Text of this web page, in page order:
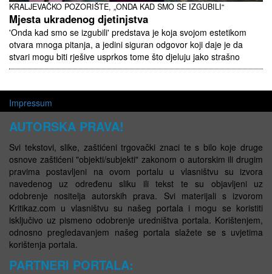
KRALJEVAČKO POZORIŠTE, „ONDA KAD SMO SE IZGUBILI“
Mjesta ukradenog djetinjstva
'Onda kad smo se izgubili' predstava je koja svojom estetikom
otvara mnoga pitanja, a jedini siguran odgovor koji daje je da
stvari mogu biti rješive usprkos tome što djeluju jako strašno
Impressum
AUTORSKA PRAVA!
Svi tekstovi, slike, zaštićeni trgovački znaci te s bilo koje druge
osnove zaštićeni "objekti/subjekti" zakonom o autorskim ili drugim
pravima postavljeni na ovom portalu u vlasništvu su izvora
navedenog uz određenu sliku ili tekst te su objavljeni uz
odobrenje nositelja autorskih prava. Svi materijali s izvorom
Kritikaz.com u vlasništvu su našeg portala i mogu se koristiti
isključivo uz pismeno odobrenje uredništva portala. Korištenjem,
odnosno pregledavanjem našeg portala slažete se s uvjetima
korištenja portala.
PARTNERI PORTALA: